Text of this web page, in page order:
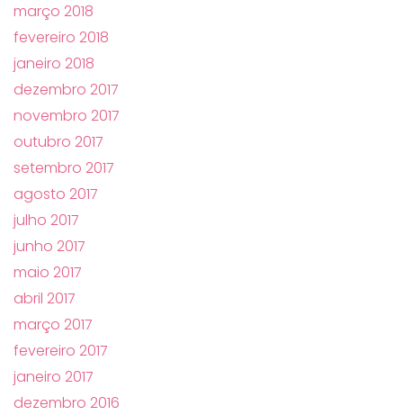
março 2018
fevereiro 2018
janeiro 2018
dezembro 2017
novembro 2017
outubro 2017
setembro 2017
agosto 2017
julho 2017
junho 2017
maio 2017
abril 2017
março 2017
fevereiro 2017
janeiro 2017
dezembro 2016